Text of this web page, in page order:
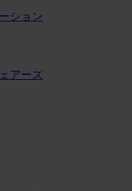
ション
アーズ